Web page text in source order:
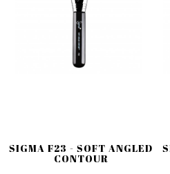
SIGMA F23 - SOFT ANGLED
CONTOUR